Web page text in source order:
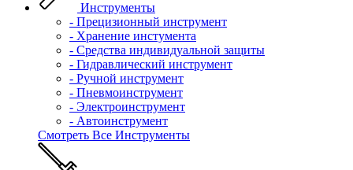
Инструменты
- Прецизионный инструмент
- Хранение инстумента
- Средства индивидуальной защиты
- Гидравлический инструмент
- Ручной инструмент
- Пневмоинструмент
- Электроинструмент
- Автоинструмент
Смотреть Все Инструменты